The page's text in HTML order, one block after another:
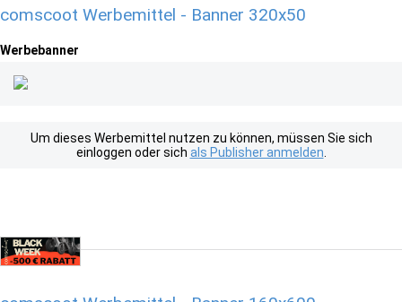
comscoot Werbemittel - Banner 320x50
Werbebanner
Um dieses Werbemittel nutzen zu können, müssen Sie sich
einloggen oder sich als Publisher anmelden